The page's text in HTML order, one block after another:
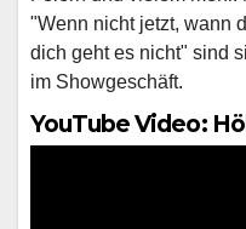
"Wenn nicht jetzt, wann
dich geht es nicht" sind
im Showgeschäft.
YouTube Video: